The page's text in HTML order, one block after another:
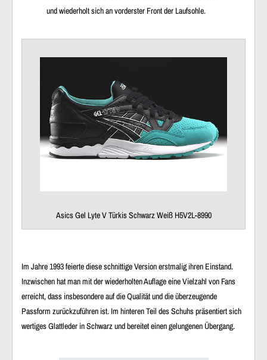
und wiederholt sich an vorderster Front der Laufsohle.
Asics Gel Lyte V Türkis Schwarz Weiß H5V2L-8990
Im Jahre 1993 feierte diese schnittige Version erstmalig ihren Einstand.
Inzwischen hat man mit der wiederholten Auflage eine Vielzahl von Fans
erreicht, dass insbesondere auf die Qualität und die überzeugende
Passform zurückzuführen ist. Im hinteren Teil des Schuhs präsentiert sich
wertiges Glattleder in Schwarz und bereitet einen gelungenen Übergang.